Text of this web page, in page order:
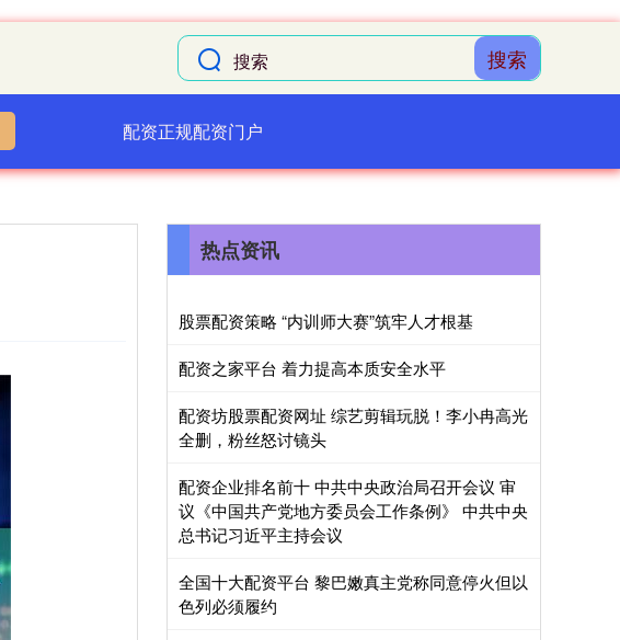
搜索
配资正规配资门户
热点资讯
股票配资策略 “内训师大赛”筑牢人才根基
配资之家平台 着力提高本质安全水平
配资坊股票配资网址 综艺剪辑玩脱！李小冉高光
全删，粉丝怒讨镜头
配资企业排名前十 中共中央政治局召开会议 审
议《中国共产党地方委员会工作条例》 中共中央
总书记习近平主持会议
全国十大配资平台 黎巴嫩真主党称同意停火但以
色列必须履约